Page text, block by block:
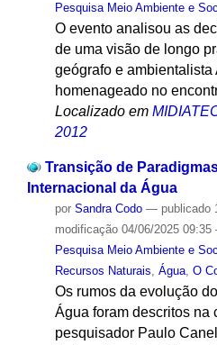
Pesquisa Meio Ambiente e
O evento analisou as
de uma visão de longo
geógrafo e ambientalista
homenageado no
Localizado em
2012
Transição de
Internacional da Água
por Sandra Codo — publicado
modificação04/06/2025 09:35
Pesquisa Meio Ambiente e
Recursos Naturais, Água, O
Os rumos da evolução
Água foram descritos na
pesquisador Paulo